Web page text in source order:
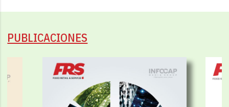
PUBLICACIONES